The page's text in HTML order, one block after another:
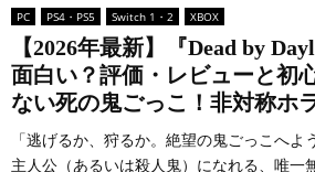
PC PS4・PS5 Switch 1・2 XBOX
【2026年最新】『Dead by
面白い？評価・レビューと初
ない死の鬼ごっこ！非対称ホ
「逃げるか、狩るか。絶望の鬼ごっこへ
主人公（あるいは殺人鬼）になれる、唯一